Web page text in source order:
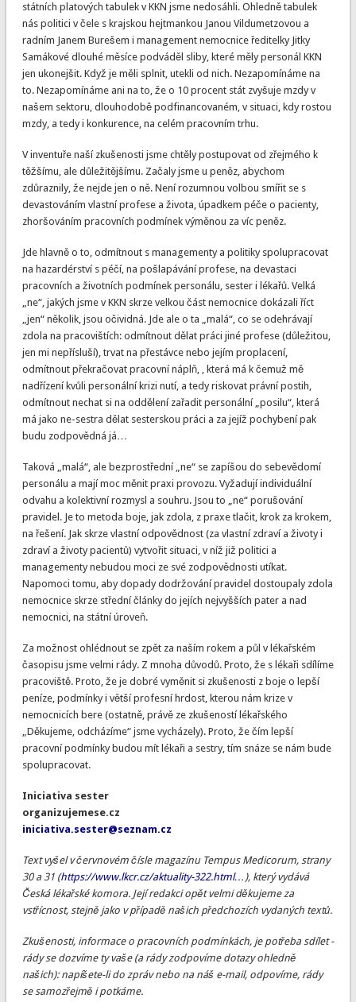
státních platových tabulek v KKN jsme nedosáhli. Ohledně tabulek
nás politici v čele s krajskou hejtmankou Janou Vildumetzovou a
radním Janem Burešem i management nemocnice ředitelky Jitky
Samákové dlouhé měsíce podváděl sliby, které měly personál KKN
jen ukonejšit. Když je měli splnit, utekli od nich. Nezapomínáme na
to. Nezapomínáme ani na to, že o 10 procent stát zvyšuje mzdy v
našem sektoru, dlouhodobě podfinancovaném, v situaci, kdy rostou
mzdy, a tedy i konkurence, na celém pracovním trhu.
V inventuře naší zkušenosti jsme chtěly postupovat od zřejmého k
těžšímu, ale důležitějšímu. Začaly jsme u peněz, abychom
zdůraznily, že nejde jen o ně. Není rozumnou volbou smířit se s
devastováním vlastní profese a života, úpadkem péče o pacienty,
zhoršováním pracovních podmínek výměnou za víc peněz.
Jde hlavně o to, odmítnout s managementy a politiky spolupracovat
na hazardérství s péčí, na pošlapávání profese, na devastaci
pracovních a životních podmínek personálu, sester i lékařů. Velká
„ne“, jakých jsme v KKN skrze velkou část nemocnice dokázali říct
„jen“ několik, jsou očividná. Jde ale o ta „malá“, co se odehrávají
zdola na pracovištích: odmítnout dělat práci jiné profese (důležitou,
jen mi nepřísluší), trvat na přestávce nebo jejím proplacení,
odmítnout překračovat pracovní náplň, , která má k čemuž mě
nadřízení kvůli personální krizi nutí, a tedy riskovat právní postih,
odmítnout nechat si na oddělení zařadit personální „posilu“, která
má jako ne-sestra dělat sesterskou práci a za jejíž pochybení pak
budu zodpovědná já…
Taková „malá“, ale bezprostřední „ne“ se zapíšou do sebevědomí
personálu a mají moc měnit praxi provozu. Vyžadují individuální
odvahu a kolektivní rozmysl a souhru. Jsou to „ne“ porušování
pravidel. Je to metoda boje, jak zdola, z praxe tlačit, krok za krokem,
na řešení. Jak skrze vlastní odpovědnost (za vlastní zdraví a životy i
zdraví a životy pacientů) vytvořit situaci, v níž již politici a
managementy nebudou moci ze své zodpovědnosti utíkat.
Napomoci tomu, aby dopady dodržování pravidel dostoupaly zdola
nemocnice skrze střední články do jejích nejvyšších pater a nad
nemocnici, na státní úroveň.
Za možnost ohlédnout se zpět za naším rokem a půl v lékařském
časopisu jsme velmi rády. Z mnoha důvodů. Proto, že s lékaři sdílíme
pracoviště. Proto, že je dobré vyměnit si zkušenosti z boje o lepší
peníze, podmínky i větší profesní hrdost, kterou nám krize v
nemocnicích bere (ostatně, právě ze zkušeností lékařského
„Děkujeme, odcházíme“ jsme vycházely). Proto, že čím lepší
pracovní podmínky budou mít lékaři a sestry, tím snáze se nám bude
spolupracovat.
Iniciativa sester
organizujemese.cz
iniciativa.sester@seznam.cz
Text vyšel v červnovém čísle magazínu Tempus Medicorum, strany
30 a 31 (https://www.lkcr.cz/aktuality-322.html… ), který vydává
Česká lékařské komora. Její redakci opět velmi děkujeme za
vstřícnost, stejně jako v případě našich předchozích vydaných textů.
Zkušenosti, informace o pracovních podmínkách, je potřeba sdílet -
rády se dozvíme ty vaše (a rády zodpovíme dotazy ohledně
našich): napíšete-li do zpráv nebo na náš e-mail, odpovíme, rády
se samozřejmě i potkáme.